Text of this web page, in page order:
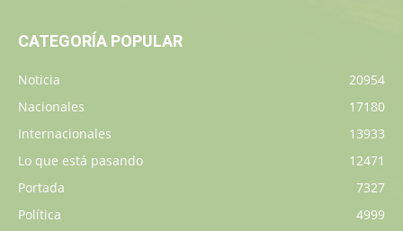
CATEGORÍA POPULAR
Noticia
20954
Nacionales
17180
Internacionales
13933
Lo que está pasando
12471
Portada
7327
Política
4999